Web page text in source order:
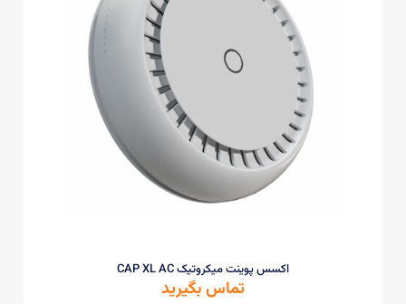
اکسس پوینت میکروتیک CAP XL AC
تماس بگیرید